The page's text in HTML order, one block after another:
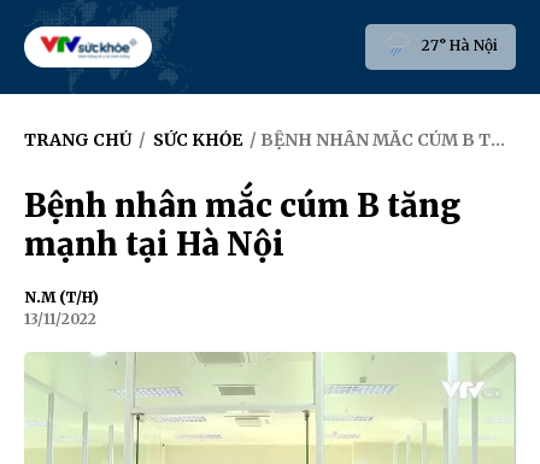
27° Hà Nội
TRANG CHỦ / SỨC KHỎE / BỆNH NHÂN MẮC CÚM B TĂNG MẠNH TẠI HÀ NỘI
Bệnh nhân mắc cúm B tăng
mạnh tại Hà Nội
N.M (T/H)
13/11/2022